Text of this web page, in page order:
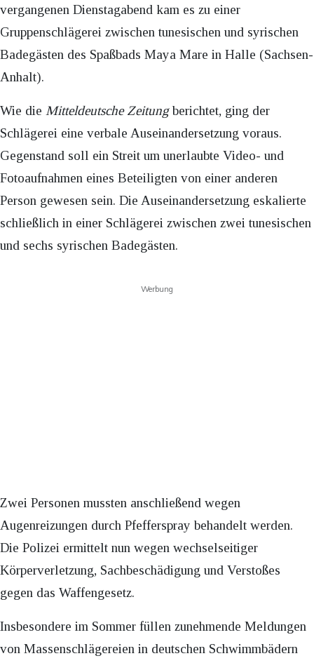
vergangenen Dienstagabend kam es zu einer
Gruppenschlägerei zwischen tunesischen und syrischen
Badegästen des Spaßbads Maya Mare in Halle (Sachsen-
Anhalt).
Wie die Mitteldeutsche Zeitungberichtet, ging der
Schlägerei eine verbale Auseinandersetzung voraus.
Gegenstand soll ein Streit um unerlaubte Video- und
Fotoaufnahmen eines Beteiligten von einer anderen
Person gewesen sein. Die Auseinandersetzung eskalierte
schließlich in einer Schlägerei zwischen zwei tunesischen
und sechs syrischen Badegästen.
Werbung
Zwei Personen mussten anschließend wegen
Augenreizungen durch Pfefferspray behandelt werden.
Die Polizei ermittelt nun wegen wechselseitiger
Körperverletzung, Sachbeschädigung und Verstoßes
gegen das Waffengesetz.
Insbesondere im Sommer füllen zunehmende Meldungen
von Massenschlägereien in deutschen Schwimmbädern